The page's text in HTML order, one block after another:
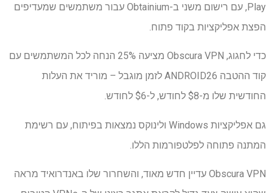
Play, עם רישום משני ב-Obtainium עבור משתמשים שמעדיפים
הפצת אפליקציות בקוד פתוח.
כדי לחגוג, Obscura VPN מציעה 25% הנחה לכל המשתמשים עם
קוד ההטבה ANDROID26 לזמן מוגבל – מוריד את העלות
החודשית שלו מ-$8 לחודש, ל-$6 לחודש.
גם אפליקציות Windows ולינוקס נמצאות בפיתוח, עם רשימת
המתנה פתוחה לפלטפורמות הללו.
Obscura VPN עדיין חדש מאוד, והשחרור שלו באנדרואיד מראה